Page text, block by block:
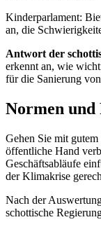
Kinderparlament:
an, die
Antwort der
erkennt an, wie
für die Sanierung
Normen und
Gehen Sie mit
öffentliche Hand
Geschäftsabläufe
der Klimakrise
Nach der
schottische